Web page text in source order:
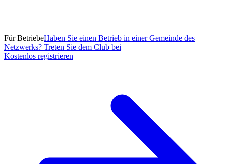
Für BetriebeHaben Sie einen Betrieb in einer Gemeinde des
Netzwerks? Treten Sie dem Club bei
Kostenlos registrieren